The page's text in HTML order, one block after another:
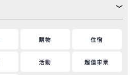
購物 住宿
活動 超值車票